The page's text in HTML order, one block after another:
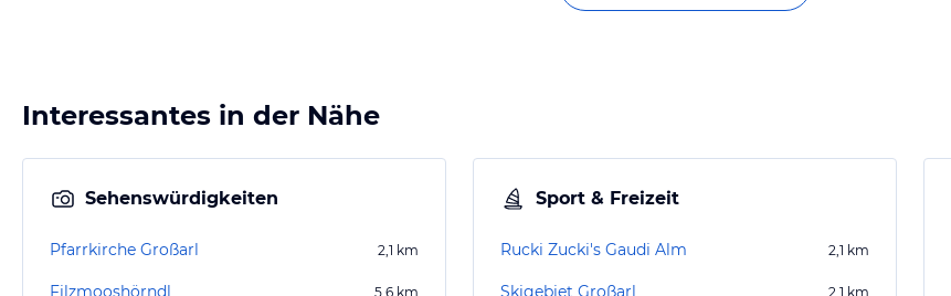
Interessantes in der Nähe
Sehenswürdigkeiten
Pfarrkirche Großarl 2,1 km
Filzmooshörndl 5,6 km
Sport & Freizeit
Rucki Zucki's Gaudi Alm 2,1 km
Skigebiet Großarl 2,1 km